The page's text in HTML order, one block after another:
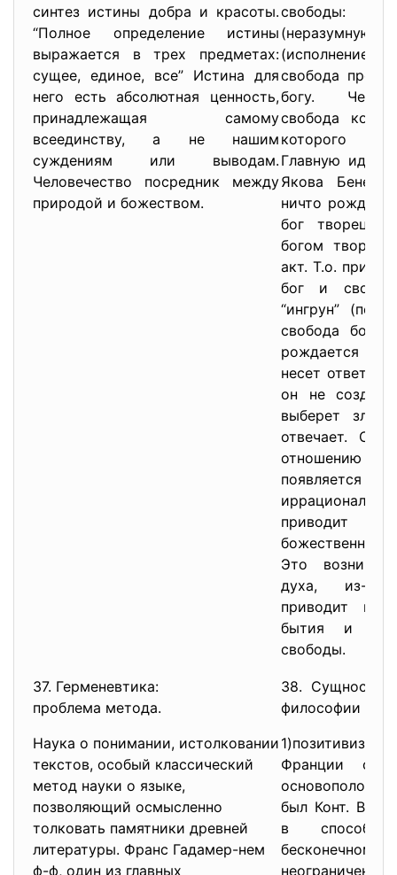
синтез истины добра и красоты.
“Полное определение истины
выражается в трех предметах:
сущее, единое, все” Истина для
него есть абсолютная ценность,
принадлежащая самому
всеединству, а не нашим
суждениям или выводам.
Человечество посредник между
природой и божеством.
свободы:
(исполнение
свобода
богу.
свобода
которого
Главную идею
Якова Бене.
ничто
бог творец=>
богом
акт. Т.о.
бог и
“ингрун”
свобода
рождается из
несет
он не
выберет зло,
отвечает.
отношению к
приводит
Это
духа, из-
приводит к
бытия и к
свободы.
37. Герменевтика:
проблема метода.
Наука о понимании, истолковании
текстов, особый классический
метод науки о языке,
позволяющий осмысленно
толковать памятники древней
литературы. Франс Гадамер-нем
ф-ф, один из главных
38. Сущность
философии
Франции
был Конт.
в